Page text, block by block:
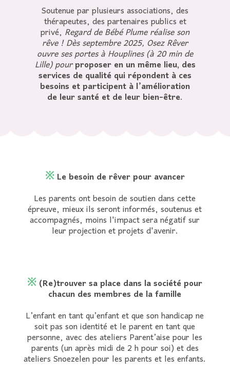
Soutenue par plusieurs associations, des
thérapeutes, des partenaires publics et
privé, Regard de Bébé Plume réalise son
rêve ! Dès septembre 2025, Osez Rêver
ouvre ses portes à Houplines (à 20 min de
Lille) pourproposer en un même lieu, des
services de qualité qui répondent à ces
besoins et participent à l’amélioration
de leur santé et de leur bien-être.
※Le besoin de rêver pour avancer
Les parents ont besoin de soutien dans cette
épreuve, mieux ils seront informés, soutenus et
accompagnés, moins l'impact sera négatif sur
leur projection et projets d'avenir.
※(Re)trouver sa place dans la société pour
chacun des membres de la famille
L’enfant en tant qu’enfant et que son handicap ne
soit pas son identité et le parent en tant que
personne, avec des ateliersParent’aise pour les
parents (un après midi de 2 h pour soi) et des
ateliers Snoezelen pour les parents et les enfants.